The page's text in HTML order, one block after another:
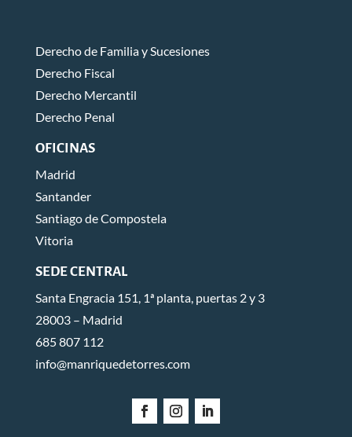
Derecho de Familia y Sucesiones
Derecho Fiscal
Derecho Mercantil
Derecho Penal
OFICINAS
Madrid
Santander
Santiago de Compostela
Vitoria
SEDE CENTRAL
Santa Engracia 151, 1ª planta, puertas 2 y 3
28003 – Madrid
685 807 112
info@manriquedetorres.com